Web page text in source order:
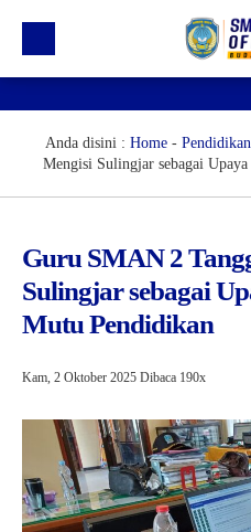
Profil
Informasi
Saluran Resmi WA
Anda disini : Home- Pendidikan
Mengisi Sulingjar sebagai
Guru SMAN 2
Sulingjar sebagai
Mutu Pendidikan
Kam, 2 Oktober 2025 Dibaca 190x